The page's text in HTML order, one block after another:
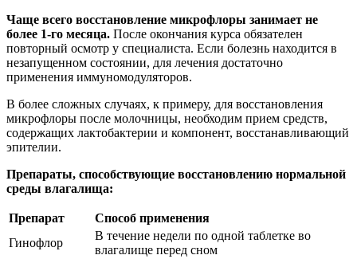
Чаще всего восстановление микрофлоры занимает не
более 1-го месяца. После окончания курса обязателен
повторный осмотр у специалиста. Если болезнь находится в
незапущенном состоянии, для лечения достаточно
применения иммуномодуляторов.
В более сложных случаях, к примеру, для восстановления
микрофлоры после молочницы, необходим прием средств,
содержащих лактобактерии и компонент, восстанавливающий
эпителии.
Препараты, способствующие восстановлению нормальной
среды влагалища:
Препарат
Способ применения
Гинофлор
В течение недели по одной таблетке во
влагалище перед сном